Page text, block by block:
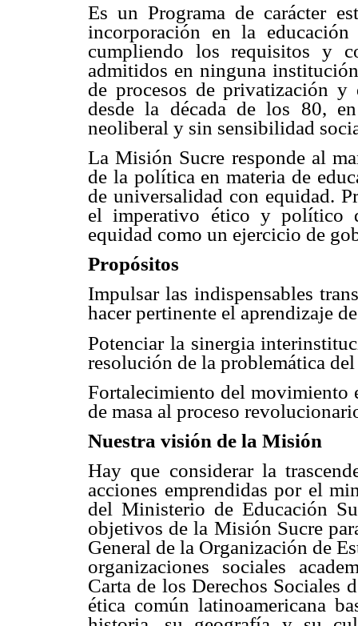
Es un Programa de carácter
incorporación en la
cumpliendo los requisitos y
admitidos en ninguna
de procesos de privatización y
desde la década de los 80,
neoliberal y sin sensibilidad
La Misión Sucre responde al
de la política en materia de
de universalidad con equidad.
el imperativo ético y político
equidad como un ejercicio de
Propósitos
Impulsar las indispensables
hacer pertinente el aprendizaje
Potenciar la sinergia
resolución de la problemática
Fortalecimiento del movimiento
de masa al proceso
Nuestra visión de la Misión
Hay que considerar la
acciones emprendidas por el
del Ministerio de Educación
objetivos de la Misión Sucre
General de la Organización de
organizaciones sociales
Carta de los Derechos Sociales
ética común latinoamericana